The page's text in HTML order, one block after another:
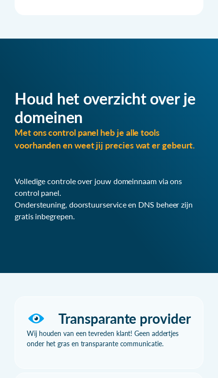
Houd het overzicht over je
domeinen
Met ons control panel heb je alle tools
voorhanden en weet jij precies wat er gebeurt.
Volledige controle over jouw domeinnaam via ons
control panel.
Ondersteuning, doorstuurservice en DNS beheer zijn
gratis inbegrepen.
Transparante provider
Wij houden van een tevreden klant! Geen addertjes
onder het gras en transparante communicatie.